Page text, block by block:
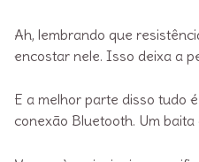
Ah, lembrando que
encostar nele. Isso deixa a
E a melhor parte disso tudo
conexão Bluetooth. Um